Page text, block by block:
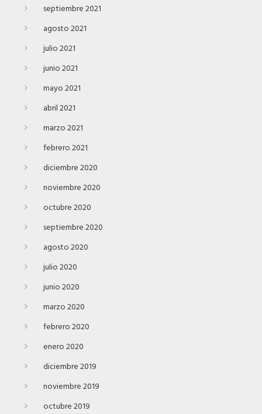
septiembre 2021
agosto 2021
julio 2021
junio 2021
mayo 2021
abril 2021
marzo 2021
febrero 2021
diciembre 2020
noviembre 2020
octubre 2020
septiembre 2020
agosto 2020
julio 2020
junio 2020
marzo 2020
febrero 2020
enero 2020
diciembre 2019
noviembre 2019
octubre 2019